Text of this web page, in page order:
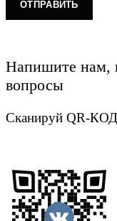
Напишите нам,
вопросы
Сканируй QR-КОД